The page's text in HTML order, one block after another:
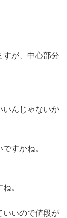
すが、中心部分
いんじゃないか
すかね。
。
いいので値段が